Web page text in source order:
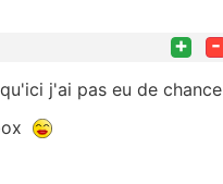
+ -
j'ai pas eu de chance